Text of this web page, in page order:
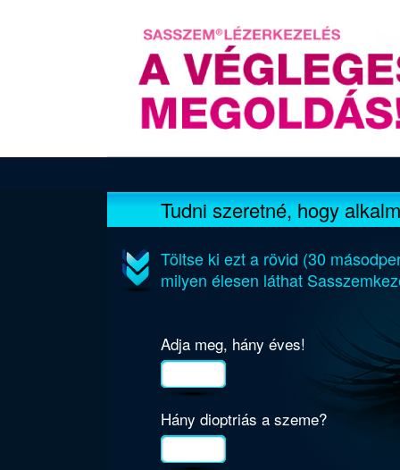
Tudni szeretné, hogy
Töltse ki ezt a rövid (30
milyen élesen láthat
Adja meg, hány éves!
Hány dioptriás a szeme?